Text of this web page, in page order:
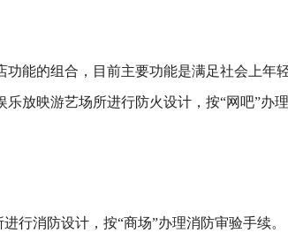
能的组合，目前主要功能是满足社会上年
放映游艺场所进行防火设计，按“网吧”办
行消防设计，按“商场”办理消防审验手续。